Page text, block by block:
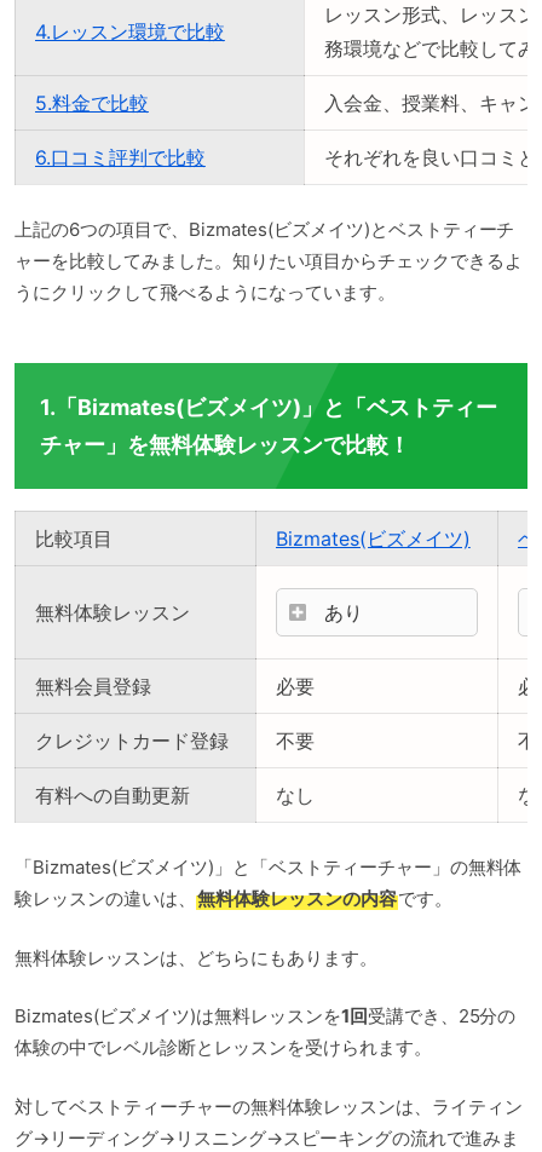
4.レッスン環境で比較
レッスン形式、レッス
務環境などで比較して
5.料金で比較 入会金、授業料、キャ
6.口コミ評判で比較 それぞれを良い口コミ
上記の6つの項目で、Bizmates(ビズメイツ)とベストティーチ
ャーを比較してみました。知りたい項目からチェックできるよ
うにクリックして飛べるようになっています。
1.「Bizmates(ビズメイツ)」と「ベストティー
チャー」を無料体験レッスンで比較！
比較項目 Bizmates(ビズメイツ) ベ
無料体験レッスン あり
無料会員登録 必要 必
クレジットカード登録 不要 不
有料への自動更新 なし な
「Bizmates(ビズメイツ)」と「ベストティーチャー」の無料体
験レッスンの違いは、 無料体験レッスンの内容です。
無料体験レッスンは、どちらにもあります。
Bizmates(ビズメイツ)は無料レッスンを1回受講でき、25分の
体験の中でレベル診断とレッスンを受けられます。
対してベストティーチャーの無料体験レッスンは、ライティン
グ→リーディング→リスニング→スピーキングの流れで進みま